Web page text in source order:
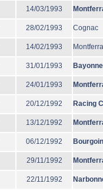
14/03/1993
28/02/1993 Cognac
14/02/1993
31/01/1993 Bayonne
24/01/1993
20/12/1992 Racing
13/12/1992
06/12/1992 Bourgoin
29/11/1992
22/11/1992